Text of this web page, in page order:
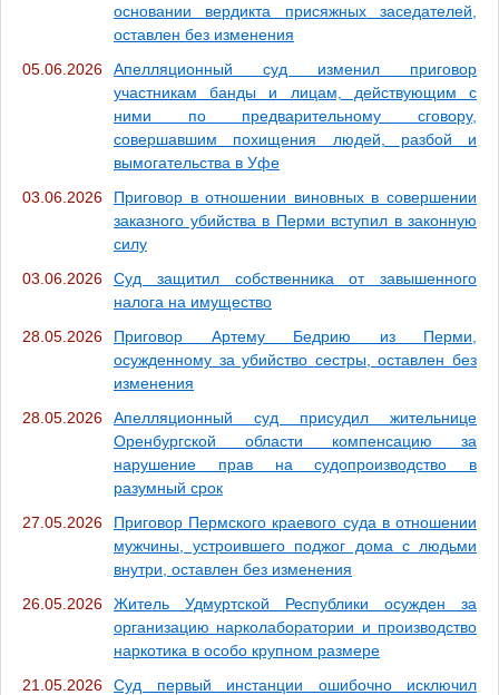
основании вердикта присяжных заседателей,
оставлен без изменения
05.06.2026
Апелляционный суд изменил приговор
участникам банды и лицам, действующим с
ними по предварительному сговору,
совершавшим похищения людей, разбой и
вымогательства в Уфе
03.06.2026
Приговор в отношении виновных в совершении
заказного убийства в Перми вступил в законную
силу
03.06.2026
Суд защитил собственника от завышенного
налога на имущество
28.05.2026
Приговор Артему Бедрию из Перми,
осужденному за убийство сестры, оставлен без
изменения
28.05.2026
Апелляционный суд присудил жительнице
Оренбургской области компенсацию за
нарушение прав на судопроизводство в
разумный срок
27.05.2026
Приговор Пермского краевого суда в отношении
мужчины, устроившего поджог дома с людьми
внутри, оставлен без изменения
26.05.2026
Житель Удмуртской Республики осужден за
организацию нарколаборатории и производство
наркотика в особо крупном размере
21.05.2026
Суд первый инстанции ошибочно исключил